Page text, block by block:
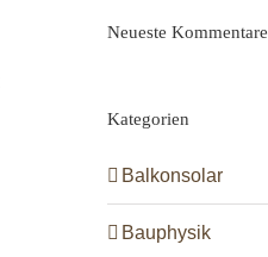
Neueste Kommentare
Kategorien
Balkonsolar
Bauphysik